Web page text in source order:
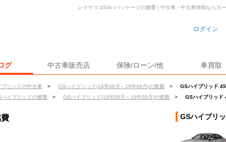
ログイン
グ 中古車販売店 保険/ローン/他 車買取
ブリッドの中古車 > GSハイブリッド(18年08月～19年09月)の燃費 >
GSハイブリッド
ハイブリッドの燃費 > GSハイブリッド(18年08月～19年09月)の燃費 > GSハイブリッド
レクサス 450h Iパッケージの燃費 | 中古車・中古車情報ならカ
GSハイブリ